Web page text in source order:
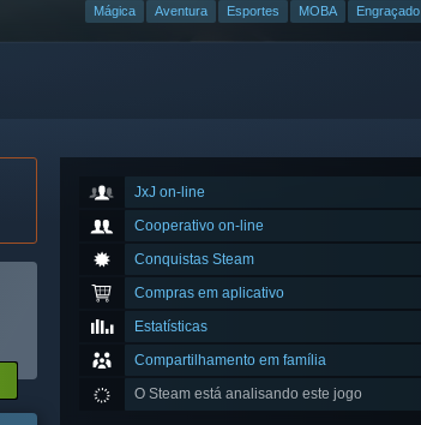
Mágica Aventura Esportes MOBA Engraçado
JxJ on-line
Cooperativo on-line
Conquistas Steam
Compras em aplicativo
Estatísticas
Compartilhamento em família
O Steam está analisando este jogo